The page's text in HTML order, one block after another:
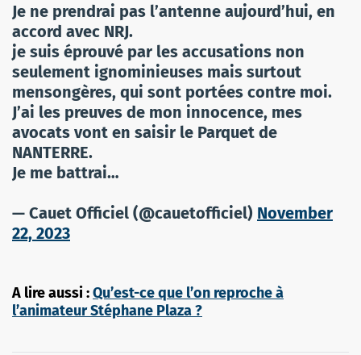
Je ne prendrai pas l’antenne aujourd’hui, en
accord avec NRJ.
je suis éprouvé par les accusations non
seulement ignominieuses mais surtout
mensongères, qui sont portées contre moi.
J’ai les preuves de mon innocence, mes
avocats vont en saisir le Parquet de
NANTERRE.
Je me battrai…
— Cauet Officiel (@cauetofficiel) November
22, 2023
A lire aussi :Qu’est-ce que l’on reproche à
l’animateur Stéphane Plaza ?